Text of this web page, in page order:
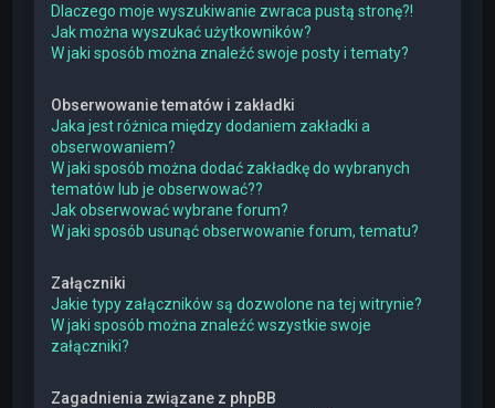
Dlaczego moje wyszukiwanie zwraca pustą stronę?!
Jak można wyszukać użytkowników?
W jaki sposób można znaleźć swoje posty i tematy?
Obserwowanie tematów i zakładki
Jaka jest różnica między dodaniem zakładki a
obserwowaniem?
W jaki sposób można dodać zakładkę do wybranych
tematów lub je obserwować??
Jak obserwować wybrane forum?
W jaki sposób usunąć obserwowanie forum, tematu?
Załączniki
Jakie typy załączników są dozwolone na tej witrynie?
W jaki sposób można znaleźć wszystkie swoje
załączniki?
Zagadnienia związane z phpBB